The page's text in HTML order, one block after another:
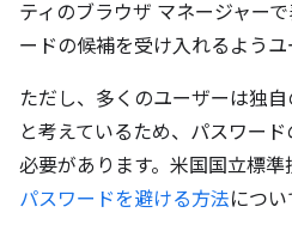
ティのブラウザ マネージャー
ードの候補を受け入れるようユ
ただし、多くのユーザーは独
と考えているため、パスワー
必要があります。米国国立標準
パスワードを避ける方法につい